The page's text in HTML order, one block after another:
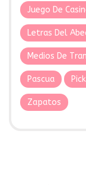
Juego De
Letras Del
Medios De
Pascua
Zapatos